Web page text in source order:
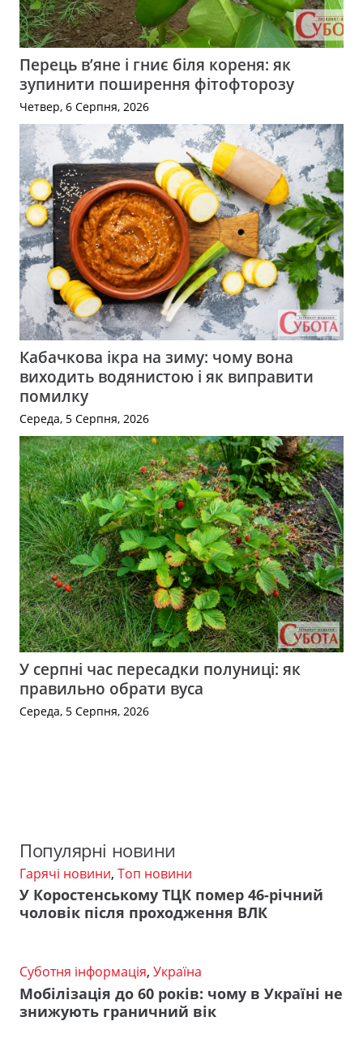
Перець в’яне і гниє біля кореня: як
зупинити поширення фітофторозу
Четвер, 6 Серпня, 2026
Кабачкова ікра на зиму: чому вона
виходить водянистою і як виправити
помилку
Середа, 5 Серпня, 2026
У серпні час пересадки полуниці: як
правильно обрати вуса
Середа, 5 Серпня, 2026
Популярні новини
Гарячі новини, Топ новини
У Коростенському ТЦК помер 46-річний
чоловік після проходження ВЛК
Суботня інформація, Україна
Мобілізація до 60 років: чому в Україні не
знижують граничний вік